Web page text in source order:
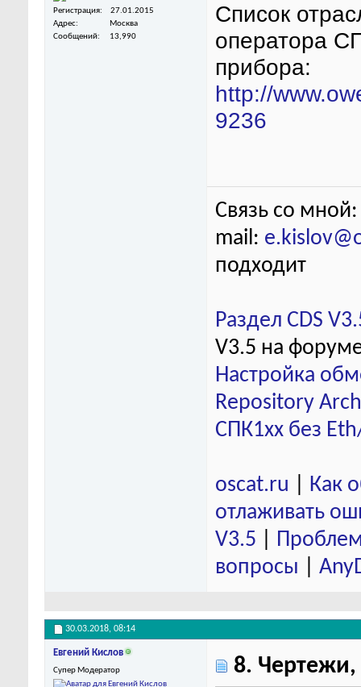
Регистрация
27.01.2015
Адрес
Москва
Сообщений
13,990
Список
оператора
прибора:
http://
9236
Связь со
mail:
подходит
Раздел CDS
V3.5 на
Настройка
Repository
СПК1хх без
oscat.ru
Как
отлаживать
V3.5
вопросы
30.03.2018, 08:14
Евгений Кислов
Супер Модератор 8.